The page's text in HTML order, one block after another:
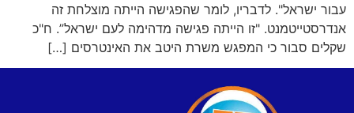
עבור ישראל". לדבריו, לומר שהפגישה הייתה מוצלחת זה
אנדרסטייטמנט. "זו הייתה פגישה מדהימה לעם ישראל”. ח"כ
שקלים סבור כי המפגש משרת היטב את האינטרסים […]